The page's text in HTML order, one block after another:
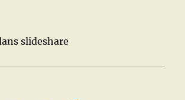
slideshare